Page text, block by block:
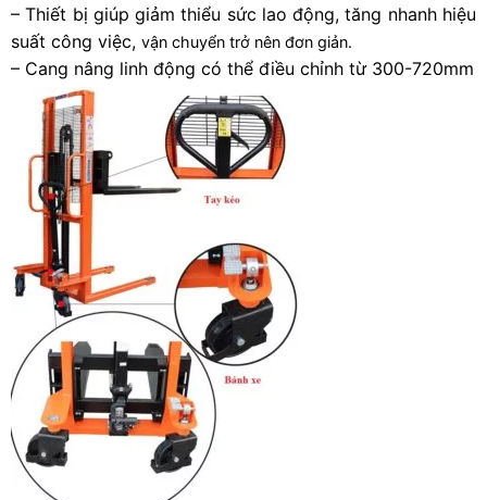
– Thiết bị giúp giảm thiểu sức lao động, tăng nhanh hiệu
suất công việc, vận chuyển trở nên đơn giản.
– Cang nâng linh động có thể điều chỉnh từ 300-720mm